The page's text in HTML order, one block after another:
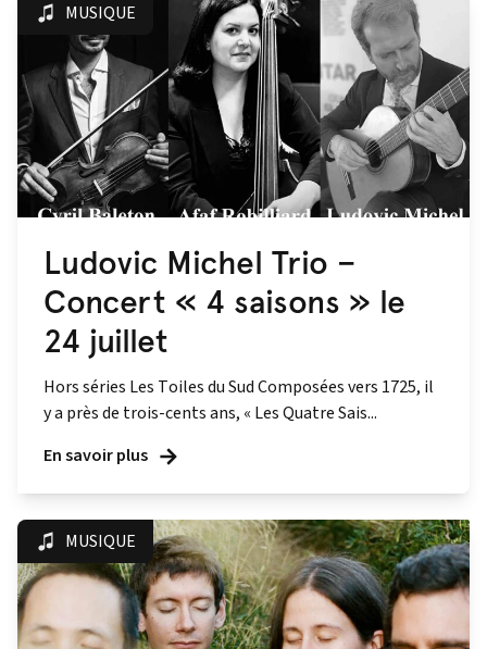
MUSIQUE
Ludovic Michel Trio –
Concert « 4 saisons » le
24 juillet
Hors séries Les Toiles du Sud Composées vers 1725, il
y a près de trois-cents ans, « Les Quatre Sais...
En savoir plus
MUSIQUE